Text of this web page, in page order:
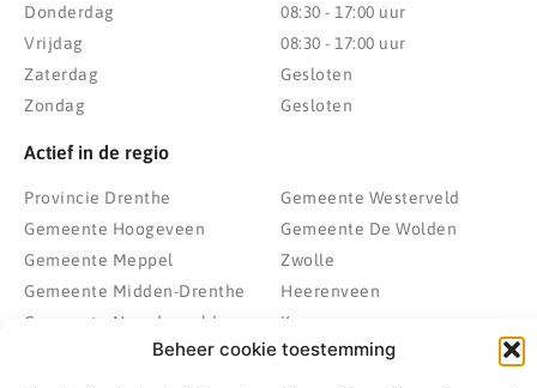
Beheer cookie toestemming
Donderdag
Vrijdag
Zaterdag
Zondag
08:30 - 17:00 uur
08:30 - 17:00 uur
Gesloten
Gesloten
Actief in de regio
Provincie Drenthe
Gemeente Hoogeveen
Gemeente Meppel
Gemeente Midden-Drenthe
Gemeente Noordenveld
Gemeente Noordoostpolder
Gemeente Westerveld
Gemeente De Wolden
Zwolle
Heerenveen
Kampen
Emmeloord